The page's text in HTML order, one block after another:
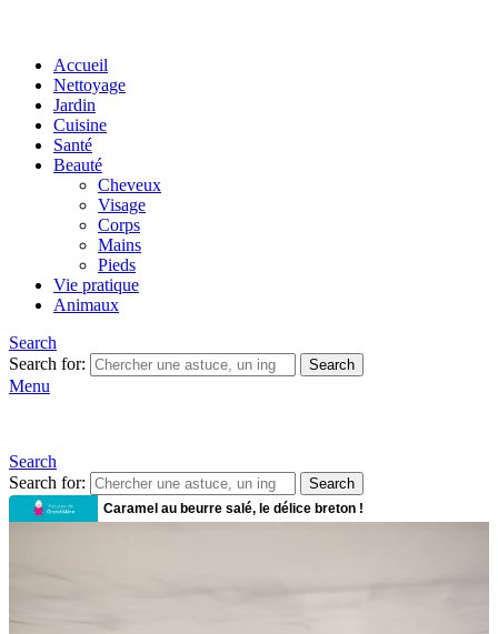
Accueil
Nettoyage
Jardin
Cuisine
Santé
Beauté
Cheveux
Visage
Corps
Mains
Pieds
Vie pratique
Animaux
Search
Search for:
Search
Menu
Search
Search for:
Search